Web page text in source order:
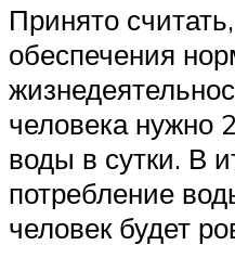
Принято
обеспечения
человека нужно
воды в сутки. В
потребление
человек будет